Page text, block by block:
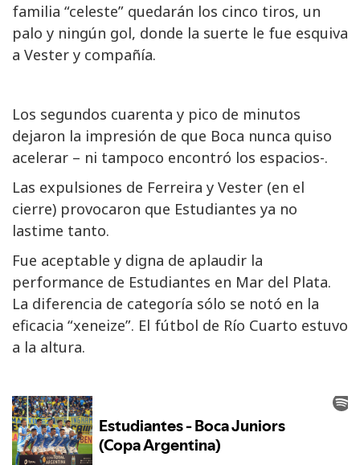
familia “celeste” quedarán los cinco tiros, un
palo y ningún gol, donde la suerte le fue esquiva
a Vester y compañía.
Los segundos cuarenta y pico de minutos
dejaron la impresión de que Boca nunca quiso
acelerar – ni tampoco encontró los espacios-.
Las expulsiones de Ferreira y Vester (en el
cierre) provocaron que Estudiantes ya no
lastime tanto.
Fue aceptable y digna de aplaudir la
performance de Estudiantes en Mar del Plata.
La diferencia de categoría sólo se notó en la
eficacia “xeneize”. El fútbol de Río Cuarto estuvo
a la altura.